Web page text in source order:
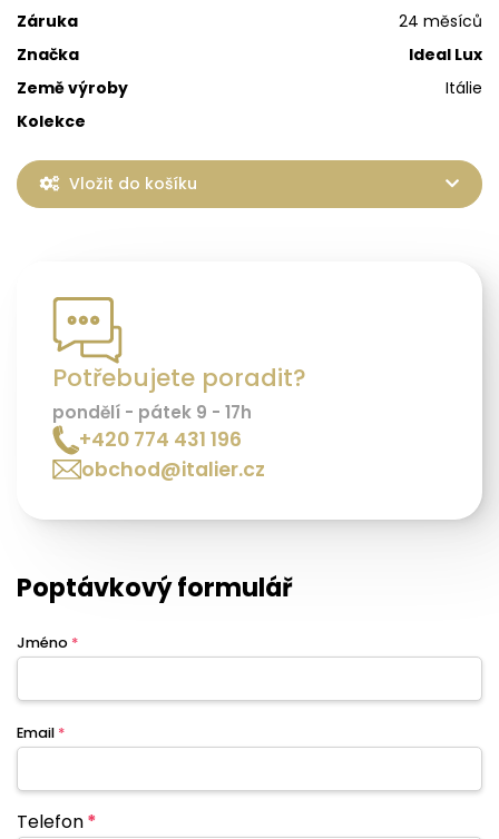
Záruka
24 měsíců
Značka
Ideal Lux
Země výroby
Itálie
Kolekce
Vložit do košíku
Potřebujete poradit?
pondělí - pátek 9 - 17h
+420 774 431 196
obchod@italier.cz
Poptávkový formulář
Jméno *
Email *
Telefon*